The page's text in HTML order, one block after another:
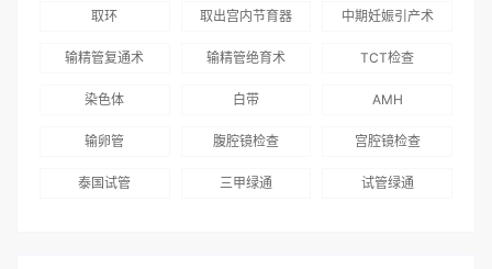
务
术”和“法律支持”
国版）》
取环 取出宫内节育器 中期妊娠引产术
输精管复通术 输精管绝育术 TCT检查
染色体 白带 AMH
输卵管 腹腔镜检查 宫腔镜检查
泰国试管 三甲绿通 试管绿通